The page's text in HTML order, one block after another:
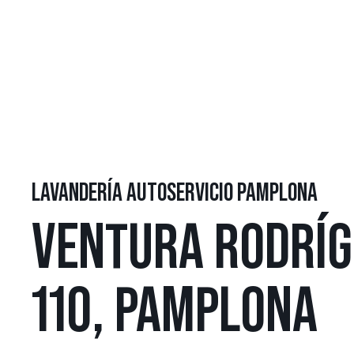
LAVANDERÍA AUTOSERVICIO PAMPLONA
VENTURA
110, PAMPLONA